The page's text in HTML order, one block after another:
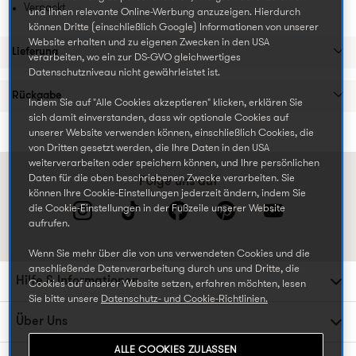
Verpackt
Lieferung
Rückgabe
Folge uns auf
Hilfe & Informationen
Über Uns
und Ihnen relevante Online-Werbung anzuzeigen. Hierdurch
können Dritte (einschließlich Google) Informationen von unserer
Website erhalten und zu eigenen Zwecken in den USA
verarbeiten, wo ein zur DS-GVO gleichwertiges
Datenschutzniveau nicht gewährleistet ist.
Indem Sie auf "Alle Cookies akzeptieren" klicken, erklären Sie
sich damit einverstanden, dass wir optionale Cookies auf
unserer Website verwenden können, einschließlich Cookies, die
von Dritten gesetzt werden, die Ihre Daten in den USA
weiterverarbeiten oder speichern können, und Ihre persönlichen
Daten für die oben beschriebenen Zwecke verarbeiten. Sie
können Ihre Cookie-Einstellungen jederzeit ändern, indem Sie
die Cookie-Einstellungen in der Fußzeile unserer Website
aufrufen.
Wenn Sie mehr über die von uns verwendeten Cookies und die
anschließende Datenverarbeitung durch uns und Dritte, die
Cookies auf unserer Website setzen, erfahren möchten, lesen
Sie bitte unsere Datenschutz- und Cookie-Richtlinien.
ALLE COOKIES ZULASSEN